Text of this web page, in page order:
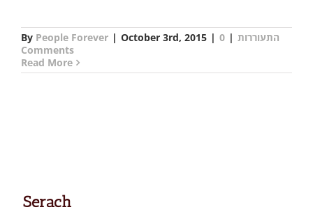
By People Forever | October 3rd, 2015 | התעוררות |
0
Comments
Read More
Serach